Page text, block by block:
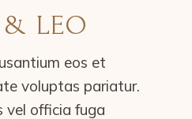
& LEO
eos et
voluptas pariatur.
vel officia fuga